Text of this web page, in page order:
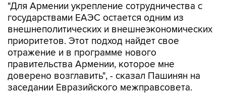
"Для Армении укрепление сотрудничества с
государствами ЕАЭС остается одним из
внешнеполитических и внешнеэкономических
приоритетов. Этот подход найдет свое
отражение и в программе нового
правительства Армении, которое мне
доверено возглавить", - сказал Пашинян на
заседании Евразийского межправсовета.